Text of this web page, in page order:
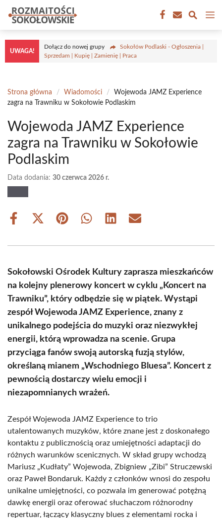
Przejdź
treści
UWAGA!
Dołącz do nowej grupy
Sokołów Podlaski - Ogłoszenia |
Sprzedam | Kupię | Zamienię | Praca
Strona główna / Wiadomości /
Wojewoda JAMZ Experience
zagra na Trawniku w Sokołowie Podlaskim
Wojewoda JAMZ Experience
zagra na Trawniku w Sokołowie
Podlaskim
Data dodania: 30 czerwca 2026 r.
Share
Share
(Twitter)
Share Share Share Share
Sokołowski Ośrodek Kultury zaprasza mieszkańców
na kolejny plenerowy koncert w cyklu „Koncert na
Trawniku”, który odbędzie się w piątek. Wystąpi
zespół Wojewoda JAMZ Experience, znany z
unikalnego podejścia do muzyki oraz niezwykłej
energii, którą wprowadza na scenie. Grupa
przyciąga fanów swoją autorską fuzją stylów,
określaną mianem „Wschodniego Bluesa”. Koncert z
pewnością dostarczy wielu emocji i
niezapomnianych wrażeń.
Zespół Wojewoda JAMZ Experience to trio
utalentowanych muzyków, które znane jest z doskonałego
kontaktu z publicznością oraz umiejętności adaptacji do
różnych warunków scenicznych. W skład grupy wchodzą
Mariusz „Kudłaty” Wojewoda, Zbigniew „Zibi” Struczewski
oraz Paweł Bondaruk. Każdy z członków wnosi do zespołu
unikalne umiejętności, co pozwala im generować potężną
dawkę energii oraz oferować słuchaczom różnorodny
repertuar, łączący klasyczny blues z elementami rocka i